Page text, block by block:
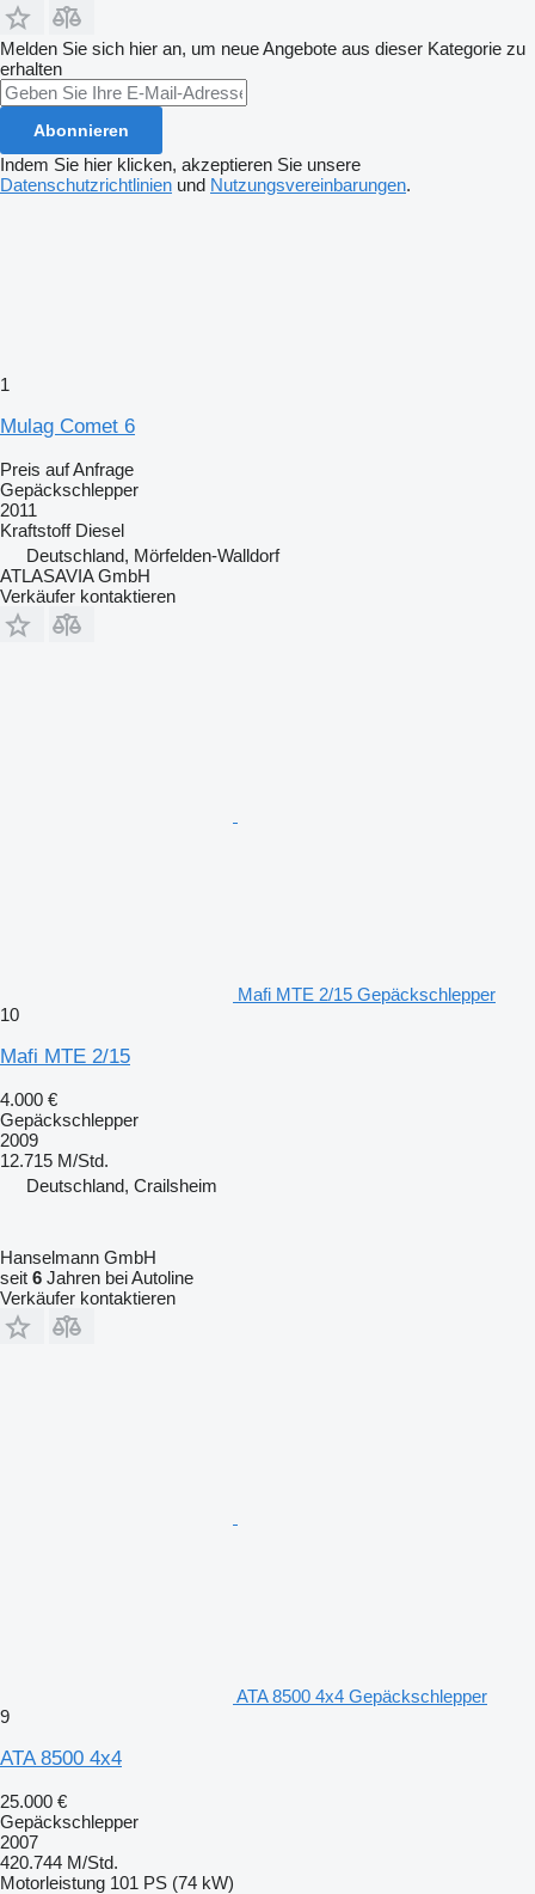
Melden Sie sich hier an, um neue Angebote aus dieser Kategorie zu
erhalten
Abonnieren
Indem Sie hier klicken, akzeptieren Sie unsere
Datenschutzrichtlinien und Nutzungsvereinbarungen.
1
Mulag Comet 6
Preis auf Anfrage
Gepäckschlepper
2011
Kraftstoff Diesel
Deutschland, Mörfelden-Walldorf
ATLASAVIA GmbH
Verkäufer kontaktieren
Mafi MTE 2/15 Gepäckschlepper
10
Mafi MTE 2/15
4.000 €
Gepäckschlepper
2009
12.715 M/Std.
Deutschland, Crailsheim
Hanselmann GmbH
seit 6 Jahren bei Autoline
Verkäufer kontaktieren
ATA 8500 4x4 Gepäckschlepper
9
ATA 8500 4x4
25.000 €
Gepäckschlepper
2007
420.744 M/Std.
Motorleistung 101 PS (74 kW)